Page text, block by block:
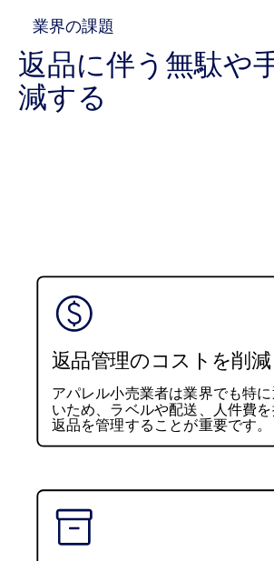
業界の課題
返品に伴う無駄や
減する
返品管理のコストを削減
アパレル小売業者は業界でも特
いため、ラベルや配送、人件費
返品を管理することが重要です。